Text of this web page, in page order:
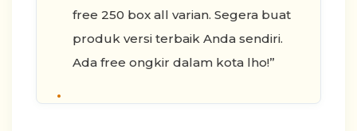
free 250 box all varian. Segera buat
produk versi terbaik Anda sendiri.
Ada free ongkir dalam kota lho!”